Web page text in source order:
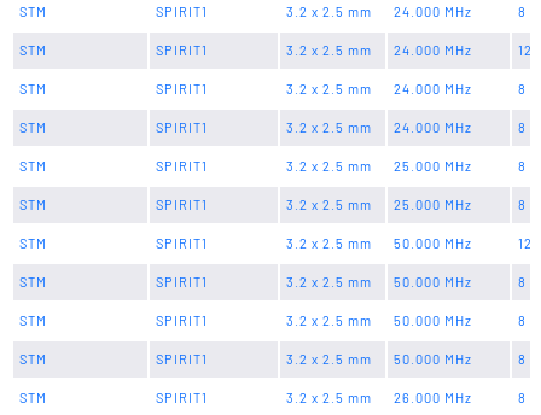
STM SPIRIT1 3.2 x 2.5 mm 24.000 MHz 8
STM SPIRIT1 3.2 x 2.5 mm 24.000 MHz 12
STM SPIRIT1 3.2 x 2.5 mm 24.000 MHz 8
STM SPIRIT1 3.2 x 2.5 mm 24.000 MHz 8
STM SPIRIT1 3.2 x 2.5 mm 25.000 MHz 8
STM SPIRIT1 3.2 x 2.5 mm 25.000 MHz 8
STM SPIRIT1 3.2 x 2.5 mm 50.000 MHz 12
STM SPIRIT1 3.2 x 2.5 mm 50.000 MHz 8
STM SPIRIT1 3.2 x 2.5 mm 50.000 MHz 8
STM SPIRIT1 3.2 x 2.5 mm 50.000 MHz 8
STM SPIRIT1 3.2 x 2.5 mm 26.000 MHz 8